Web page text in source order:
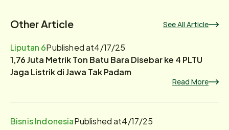
Other Article See All Article
Liputan 6Published at4/17/25
1,76 Juta Metrik Ton Batu Bara Disebar ke 4 PLTU
Jaga Listrik di Jawa Tak Padam
Read More
Bisnis IndonesiaPublished at4/17/25